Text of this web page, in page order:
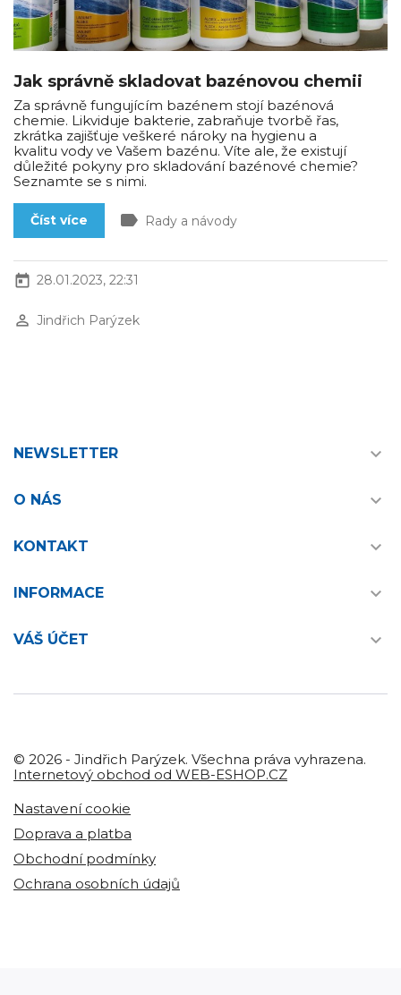
Jak správně skladovat bazénovou chemii
Za správně fungujícím bazénem stojí bazénová
chemie. Likviduje bakterie, zabraňuje tvorbě řas,
zkrátka zajišťuje veškeré nároky na hygienu a
kvalitu vody ve Vašem bazénu. Víte ale, že existují
důležité pokyny pro skladování bazénové chemie?
Seznamte se s nimi.
Číst více label Rady a návody
today 28.01.2023, 22:31
perm_identity Jindřich Parýzek
NEWSLETTER 
O NÁS 
KONTAKT 
INFORMACE 
VÁŠ ÚČET 
© 2026 - Jindřich Parýzek. Všechna práva vyhrazena.
Internetový obchod od WEB-ESHOP.CZ
Nastavení cookie
Doprava a platba
Obchodní podmínky
Ochrana osobních údajů